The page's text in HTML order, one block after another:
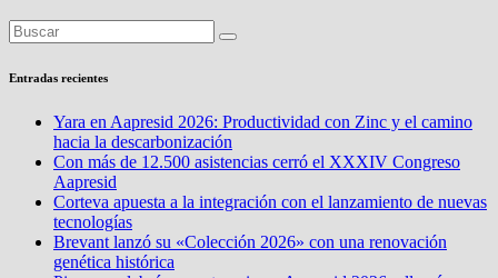
Entradas recientes
Yara en Aapresid 2026: Productividad con Zinc y el camino
hacia la descarbonización
Con más de 12.500 asistencias cerró el XXXIV Congreso
Aapresid
Corteva apuesta a la integración con el lanzamiento de nuevas
tecnologías
Brevant lanzó su «Colección 2026» con una renovación
genética histórica